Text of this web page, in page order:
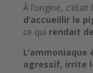
À l’origine, c’était
d’accueillir le
ce qui rendait
agressif, irrite